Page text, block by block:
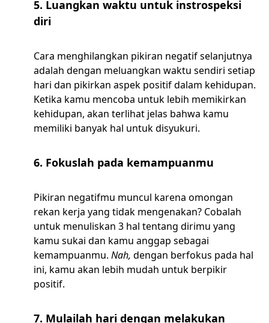
5. Luangkan waktu untuk instrospeksi
diri
Cara menghilangkan pikiran negatif selanjutnya
adalah dengan meluangkan waktu sendiri setiap
hari dan pikirkan aspek positif dalam kehidupan.
Ketika kamu mencoba untuk lebih memikirkan
kehidupan, akan terlihat jelas bahwa kamu
memiliki banyak hal untuk disyukuri.
6. Fokuslah pada kemampuanmu
Pikiran negatifmu muncul karena omongan
rekan kerja yang tidak mengenakan? Cobalah
untuk menuliskan 3 hal tentang dirimu yang
kamu sukai dan kamu anggap sebagai
kemampuanmu. Nah, dengan berfokus pada hal
ini, kamu akan lebih mudah untuk berpikir
positif.
7. Mulailah hari dengan melakukan